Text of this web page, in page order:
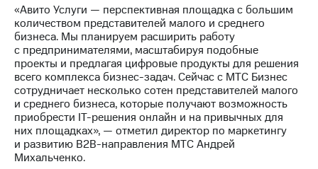
акционерам
Документы
ПАО
"МТС"
Собрания
акционеров
Личный
кабинет
акционера
Акционерный
капитал
Контроль
«Авито Услуги — перспективная площадка с большим
количеством представителей малого и среднего
бизнеса. Мы планируем расширить работу
с предпринимателями, масштабируя подобные
проекты и предлагая цифровые продукты для решения
всего комплекса бизнес-задач. Сейчас с МТС Бизнес
сотрудничает несколько сотен представителей малого
и среднего бизнеса, которые получают возможность
приобрести IT-решения онлайн и на привычных для
них площадках», — отметил директор по маркетингу
и развитию B2B-направления МТС Андрей
Михальченко.